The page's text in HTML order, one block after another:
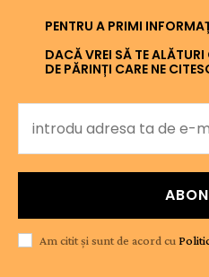
PENTRU A PRIMI
DACĂ VREI SĂ TE
DE PĂRINȚI CARE NE
Am citit și sunt de acord cu